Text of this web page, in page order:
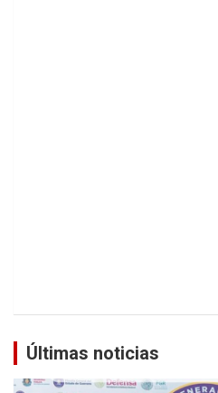
Últimas noticias